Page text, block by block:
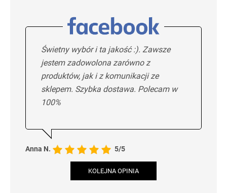
Świetny wybór i ta jakość :). Zawsze
jestem zadowolona zarówno z
produktów, jak i z komunikacji ze
sklepem. Szybka dostawa. Polecam w
100%
Anna N. 5/5
KOLEJNA OPINIA